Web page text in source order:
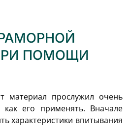
ПОМОЩИ
материал прослужил очень
его применять. Вначале
характеристики впитывания